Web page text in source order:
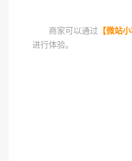
商家可以通过 【微站
进行体验。